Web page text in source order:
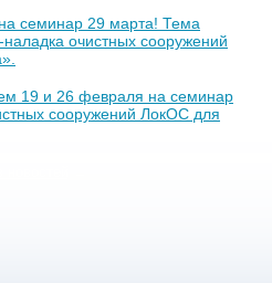
семинар 29 марта! Тема
очистных сооружений
19 и 26 февраля на семинар
сооружений ЛокОС для